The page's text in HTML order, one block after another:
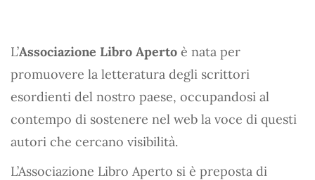
L’Associazione Libro Aperto è nata per
promuovere la letteratura degli scrittori
esordienti del nostro paese, occupandosi al
contempo di sostenere nel web la voce di questi
autori che cercano visibilità.
L’Associazione Libro Aperto si è preposta di